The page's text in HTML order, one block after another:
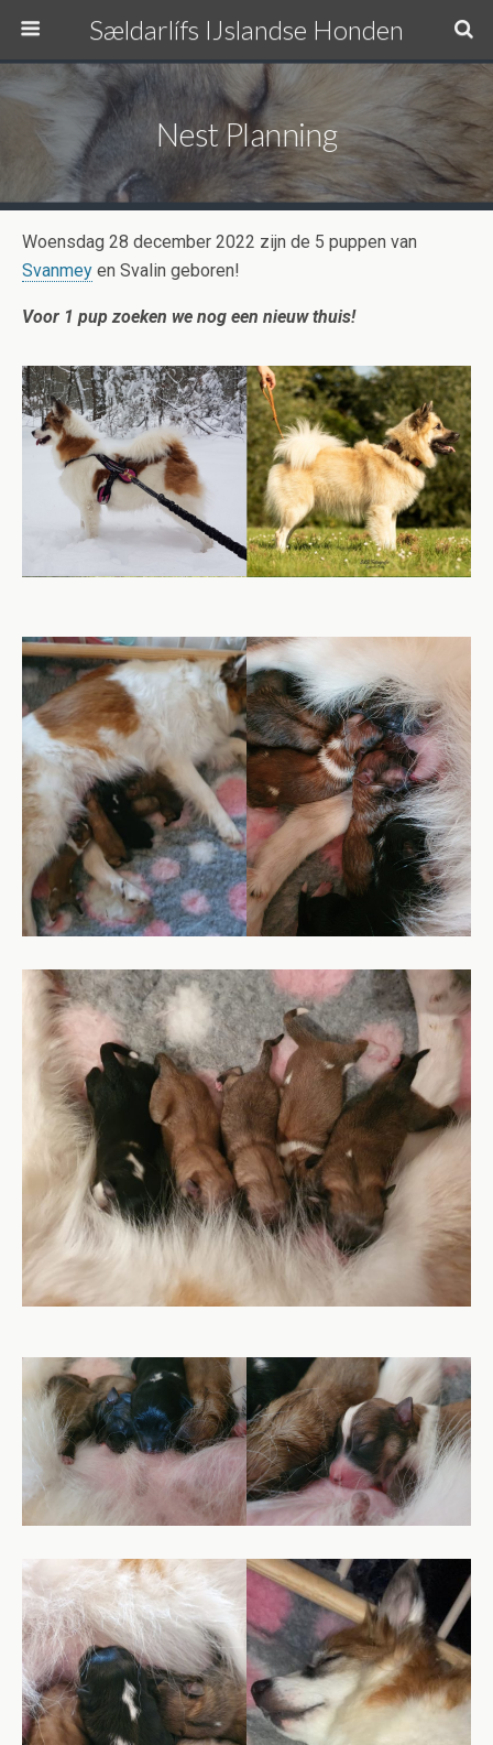
Sældarlífs IJslandse Honden
Nest Planning
Woensdag 28 december 2022 zijn de 5 puppen van
Svanmey en Svalin geboren!
Voor 1 pup zoeken we nog een nieuw thuis!